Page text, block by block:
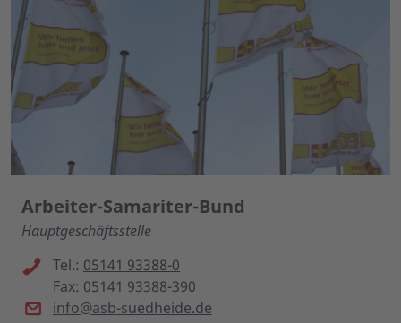
Arbeiter-Samariter-Bund
Hauptgeschäftsstelle
Tel.: 05141 93388-0
Fax: 05141 93388-390
info@asb-suedheide.de